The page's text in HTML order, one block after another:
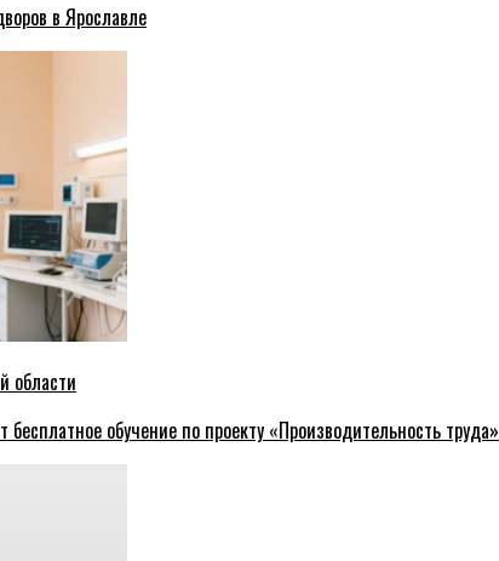
в Ярославле
области
обучение по проекту «Производительность труда»